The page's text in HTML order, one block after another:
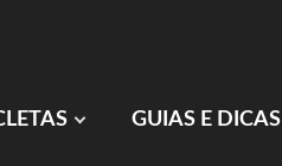
GUIAS E DICAS